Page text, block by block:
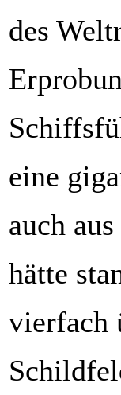
des
eine
auch
hätte
vierfach